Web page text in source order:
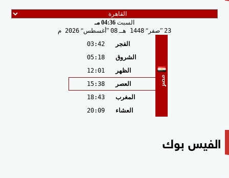
السبت 04:36 مـ
23 صفر 1448 هـ 08 أغسطس 2026 م
مصر
الفجر
03:42
الشروق
05:18
الظهر
12:01
العصر
15:38
المغرب
18:43
العشاء
20:09
الفيس بوك